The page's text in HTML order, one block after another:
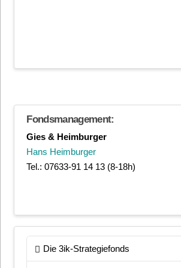
Fondsmanagement:
Gies & Heimburger
Hans Heimburger
Tel.: 07633-91 14 13 (8-18h)
Die 3ik-Strategiefonds